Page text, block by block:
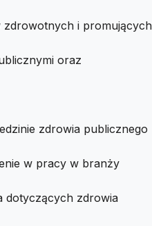
i promujących
oraz
zdrowia publicznego
w pracy w branży
dotyczących zdrowia